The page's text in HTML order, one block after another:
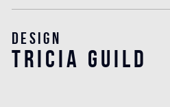
Design
tricia guild